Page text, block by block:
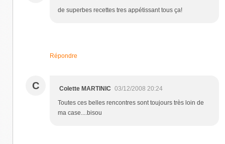
de superbes recettes tres appétissant tous ça!
Répondre
C Colette MARTINIC 03/12/2008 20:24
Toutes ces belles rencontres sont toujours très loin de
ma case....bisou